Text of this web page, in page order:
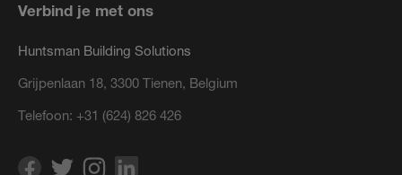
Verbind je met ons
Huntsman Building Solutions
Grijpenlaan 18, 3300 Tienen, Belgium
Telefoon: +31 (624) 826 426